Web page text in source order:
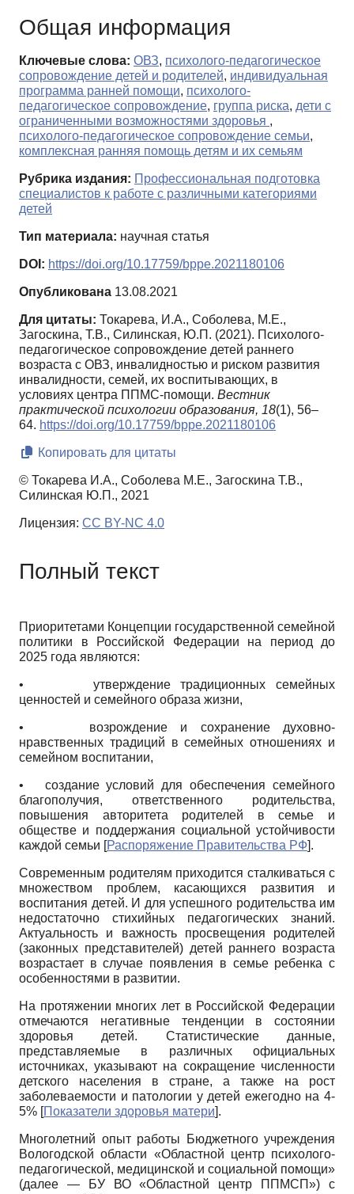
Общая информация
Ключевые слова: ОВЗ, психолого-педагогическое
сопровождение детей и родителей, индивидуальная
программа ранней помощи, психолого-
педагогическое сопровождение, группа риска, дети с
ограниченными возможностями здоровья ,
психолого-педагогическое сопровождение семьи,
комплексная ранняя помощь детям и их семьям
Рубрика издания: Профессиональная подготовка
специалистов к работе с различными категориями
детей
Тип материала: научная статья
DOI: https://doi.org/10.17759/bppe.2021180106
Опубликована 13.08.2021
Для цитаты: Токарева, И.А., Соболева, М.Е.,
Загоскина, Т.В., Силинская, Ю.П. (2021). Психолого-
педагогическое сопровождение детей раннего
возраста с ОВЗ, инвалидностью и риском развития
инвалидности, семей, их воспитывающих, в
условиях центра ППМС-помощи. Вестник
практической психологии образования, 18(1), 56–
64. https://doi.org/10.17759/bppe.2021180106
Копировать для цитаты
© Токарева И.А., Соболева М.Е., Загоскина Т.В.,
Силинская Ю.П., 2021
Лицензия: CC BY-NC 4.0
Полный текст
Приоритетами Концепции государственной семейной
политики в Российской Федерации на период до
2025 года являются:
• утверждение традиционных семейных
ценностей и семейного образа жизни,
• возрождение и сохранение духовно-
нравственных традиций в семейных отношениях и
семейном воспитании,
• создание условий для обеспечения семейного
благополучия, ответственного родительства,
повышения авторитета родителей в семье и
обществе и поддержания социальной устойчивости
каждой семьи [Распоряжение Правительства РФ].
Современным родителям приходится сталкиваться с
множеством проблем, касающихся развития и
воспитания детей. И для успешного родительства им
недостаточно стихийных педагогических знаний.
Актуальность и важность просвещения родителей
(законных представителей) детей раннего возраста
возрастает в случае появления в семье ребенка с
особенностями в развитии.
На протяжении многих лет в Российской Федерации
отмечаются негативные тенденции в состоянии
здоровья детей. Статистические данные,
представляемые в различных официальных
источниках, указывают на сокращение численности
детского населения в стране, а также на рост
заболеваемости и патологии у детей ежегодно на 4-
5% [Показатели здоровья матери].
Многолетний опыт работы Бюджетного учреждения
Вологодской области «Областной центр психолого-
педагогической, медицинской и социальной помощи»
(далее — БУ ВО «Областной центр ППМСП») с